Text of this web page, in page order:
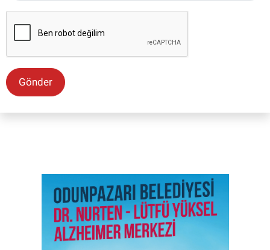
Gönder